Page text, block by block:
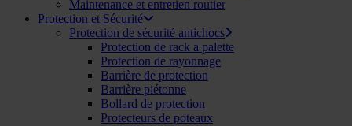
Maintenance et entretien routier
Protection et Sécurité
Protection de sécurité antichocs
Protection de rack a palette
Protection de rayonnage
Barrière de protection
Barrière piétonne
Bollard de protection
Protecteurs de poteaux